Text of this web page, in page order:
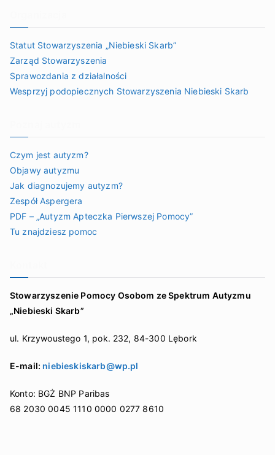
Statut Stowarzyszenia „Niebieski Skarb”
Zarząd Stowarzyszenia
Sprawozdania z działalności
Wesprzyj podopiecznych Stowarzyszenia Niebieski Skarb
Czym jest autyzm?
Objawy autyzmu
Jak diagnozujemy autyzm?
Zespół Aspergera
PDF – „Autyzm Apteczka Pierwszej Pomocy”
Tu znajdziesz pomoc
Stowarzyszenie Pomocy Osobom ze Spektrum Autyzmu
„Niebieski Skarb”
ul. Krzywoustego 1, pok. 232, 84-300 Lębork
E-mail: niebieskiskarb@wp.pl
Konto: BGŻ BNP Paribas
68 2030 0045 1110 0000 0277 8610